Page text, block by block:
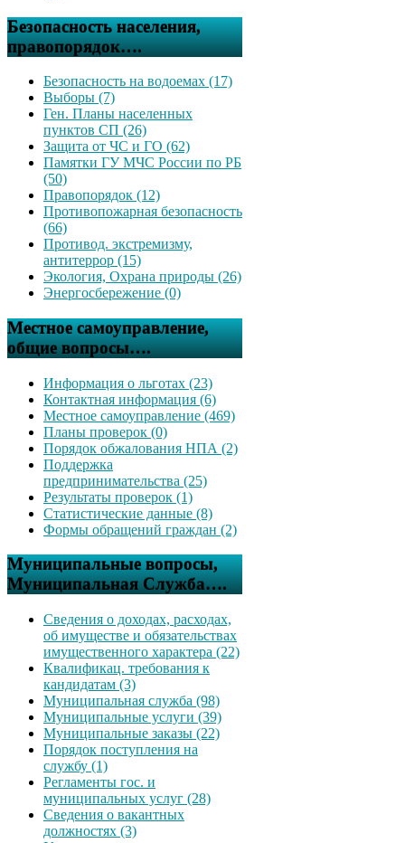
Безопасность населения,
правопорядок….
Безопасность на водоемах (17)
Выборы (7)
Ген. Планы населенных
пунктов СП (26)
Защита от ЧС и ГО (62)
Памятки ГУ МЧС России по РБ
(50)
Правопорядок (12)
Противопожарная безопасность
(66)
Противод. экстремизму,
антитеррор (15)
Экология, Охрана природы (26)
Энергосбережение (0)
Местное самоуправление,
общие вопросы….
Информация о льготах (23)
Контактная информация (6)
Местное самоуправление (469)
Планы проверок (0)
Порядок обжалования НПА (2)
Поддержка
предпринимательства (25)
Результаты проверок (1)
Статистические данные (8)
Формы обращений граждан (2)
Муниципальные вопросы,
Муниципальная Служба….
Сведения о доходах, расходах,
об имуществе и обязательствах
имущественного характера (22)
Квалификац. требования к
кандидатам (3)
Муниципальная служба (98)
Муниципальные услуги (39)
Муниципальные заказы (22)
Порядок поступления на
службу (1)
Регламенты гос. и
муниципальных услуг (28)
Сведения о вакантных
должностях (3)